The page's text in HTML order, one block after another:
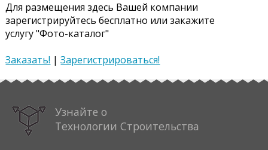
Для размещения здесь Вашей компании
зарегистрируйтесь бесплатно или закажите
услугу "Фото-каталог"
Заказать! |Зарегистрироваться!
Узнайте о
Технологии Строительства